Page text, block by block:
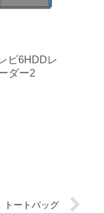
ビ6HDDレ
ダー2
トートバッグ